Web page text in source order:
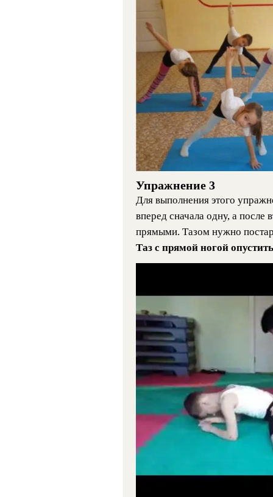
Упражнение 3
Для выполнения этого
вперед сначала одну, а после
прямыми. Тазом нужно
Таз с прямой ногой